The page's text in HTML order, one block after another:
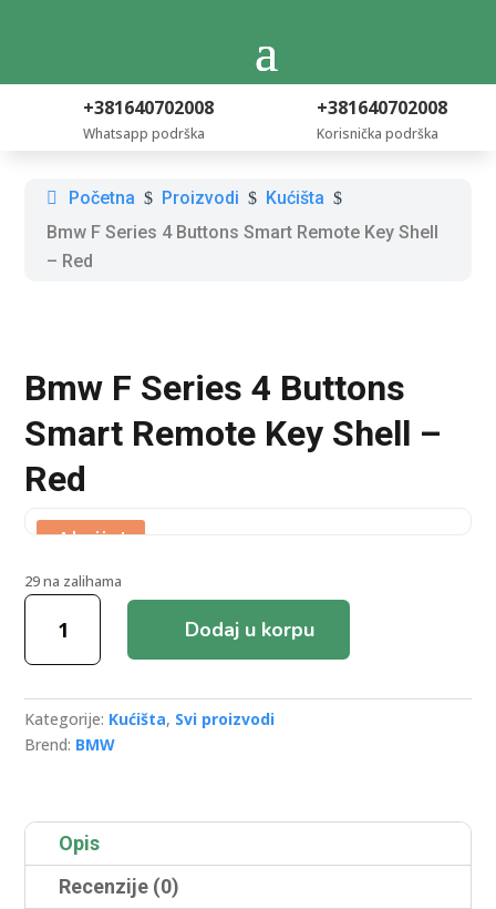
+381640702008
Whatsapp podrška
+381640702008
Korisnička podrška
Početna $ Proizvodi $ Kućišta $
Bmw F Series 4 Buttons Smart Remote Key Shell
– Red
Bmw F Series 4 Buttons
Smart Remote Key Shell –
Red
Akcija!
29 na zalihama
Bmw
Series
Buttons
Smart
Remote
-
Red
količina
Dodaj u korpu
Kategorije: Kućišta, Svi proizvodi
Brend: BMW
Opis
Recenzije (0)